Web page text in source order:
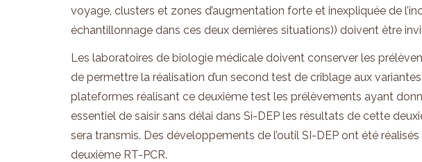
voyage, clusters et zones d’augmentation forte et inexpliquée de
échantillonnage dans ces deux dernières situations)) doivent être
Les laboratoires de biologie médicale doivent conserver les
de permettre la réalisation d’un second test de criblage aux
plateformes réalisant ce deuxième test les prélèvements ayant
essentiel de saisir sans délai dans Si-DEP les résultats de cette
sera transmis. Des développements de l’outil SI-DEP ont été
deuxième RT-PCR.